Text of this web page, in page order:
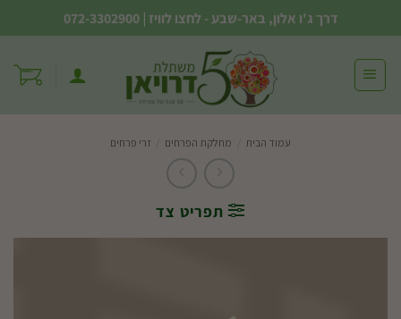
to
content
דרך ג'ו אלון, באר-שבע - לחצו לוויז |
072-3302900
עמוד הבית מחלקת הפרחים זרי פרחים
תפריט צד